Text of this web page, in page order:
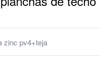
zinc pv4+teja